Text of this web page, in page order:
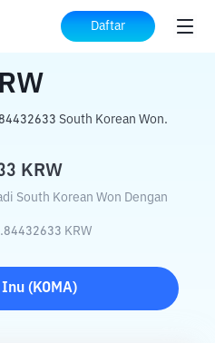
Daftar
KOMA KRW
South Korean Won.
KRW
South Korean Won Dengan
KRW
Inu( KOMA)